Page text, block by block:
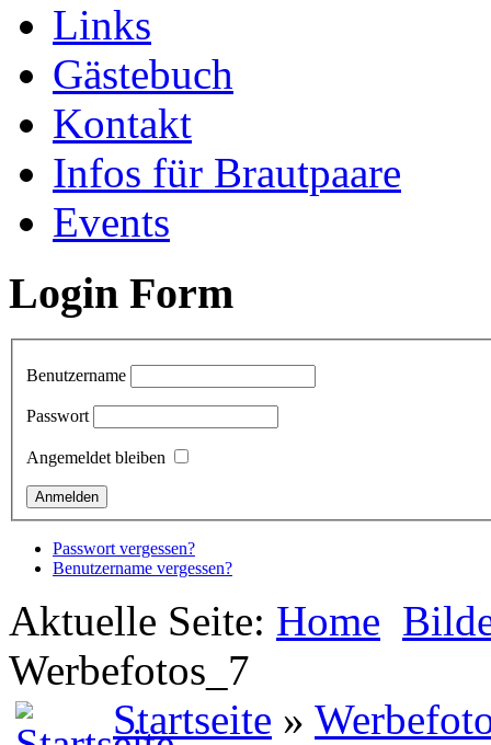
Links
Gästebuch
Kontakt
Infos für Brautpaare
Events
Login Form
Benutzername
Passwort
Angemeldet bleiben
Passwort vergessen?
Benutzername vergessen?
Aktuelle Seite: Home
Werbefotos_7
Startseite »